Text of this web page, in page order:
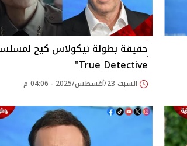
True Detective"
السبت 23/أغسطس/2025 - 04:06 م